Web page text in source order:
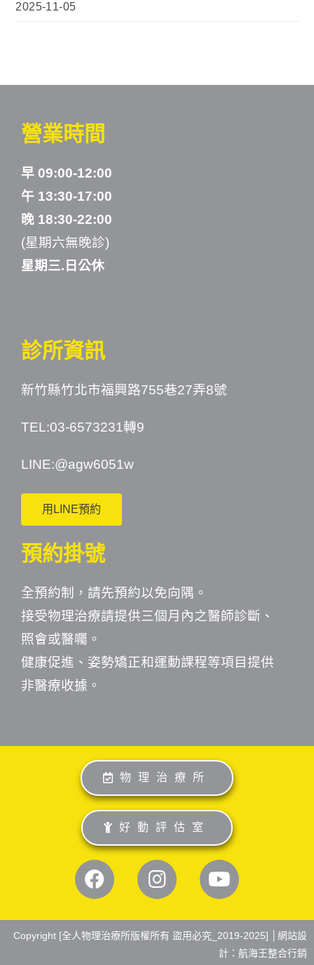
2025-11-05
營業時間
早 09:00-12:00
午 13:30-17:00
晚 18:30-22:00
(星期六無晚診)
星期三.日公休
診所資訊
新竹縣竹北市福興路755巷27弄8號
TEL:03-6573231轉9
LINE:@agw6051w
用LINE預約
預約掛號
全預約制，請先預約以免向隅。
接受物理治療請提供三個月內之醫師診斷、
照會或醫囑。
健康促進、姿勢矯正和運動課程等項目提供
非醫療收據。
物理治療所
好動評估室
Copyright [全人物理治療所版權所有 盜用必究_2019-2025] │ 網站設
計：航海王整合行銷